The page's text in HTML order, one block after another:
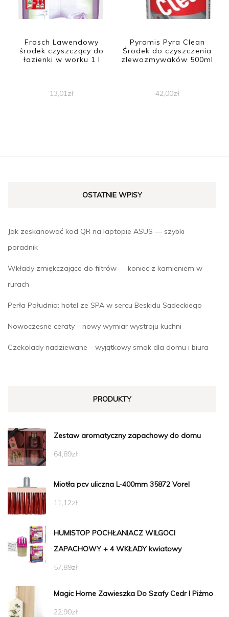
Frosch Lawendowy
środek czyszczący do
łazienki w worku 1 l
13,01zł
Pyramis Pyra Clean
Środek do czyszczenia
zlewozmywaków 500ml
42,00zł
OSTATNIE WPISY
Jak zeskanować kod QR na laptopie ASUS — szybki
poradnik
Wkłady zmiękczające do filtrów — koniec z kamieniem w
rurach
Perła Południa: hotel ze SPA w sercu Beskidu Sądeckiego
Nowoczesne ceraty – nowy wymiar wystroju kuchni
Czekolady nadziewane – wyjątkowy smak dla domu i biura
PRODUKTY
Zestaw aromatyczny zapachowy do domu
64,89zł
Miotła pcv uliczna L-400mm 35872 Vorel
11,12zł
HUMISTOP POCHŁANIACZ WILGOCI
ZAPACHOWY + 4 WKŁADY kwiatowy
57,89zł
Magic Home Zawieszka Do Szafy Cedr I Piżmo
22,90zł